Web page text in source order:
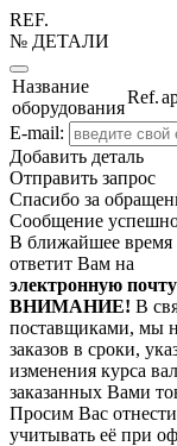
REF.
№ ДЕТАЛИ
Название
оборудования
Ref.
E-mail:
Добавить деталь
Отправить запрос
Спасибо за
Сообщение
В ближайшее время
ответит Вам на
электронную почту
ВНИМАНИЕ! В
поставщиками, мы
заказов в сроки,
изменения курса
заказанных Вами
Просим Вас
учитывать её при